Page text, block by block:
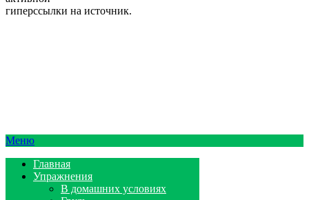
гиперссылки на источник.
Меню
Главная
Упражнения
В домашних условиях